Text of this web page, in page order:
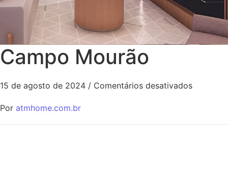
Campo Mourão
15 de agosto de 2024 / Comentários desativados
Por atmhome.com.br